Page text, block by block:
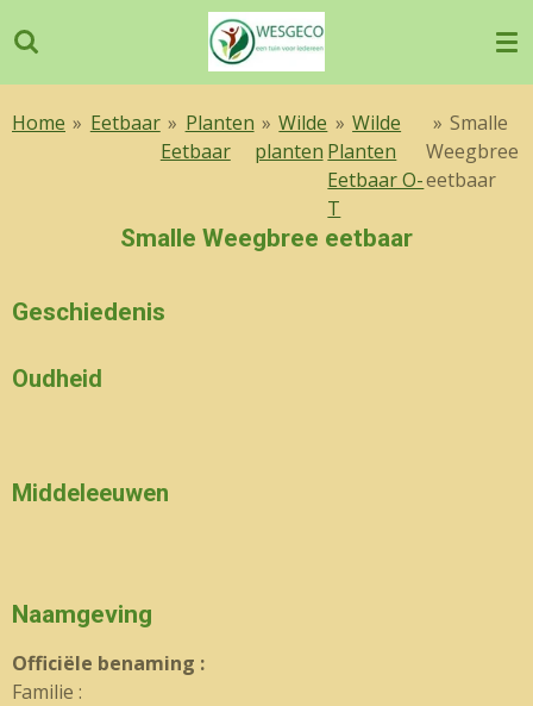
direct
naar
hoofdinhoud
Home » Eetbaar » Planten
Eetbaar
» Wilde
planten
» Wilde
Planten
Eetbaar O-
T
» Smalle
Weegbree
eetbaar
Smalle Weegbree eetbaar
Geschiedenis
Oudheid
Middeleeuwen
Naamgeving
Officiële benaming :
Familie :